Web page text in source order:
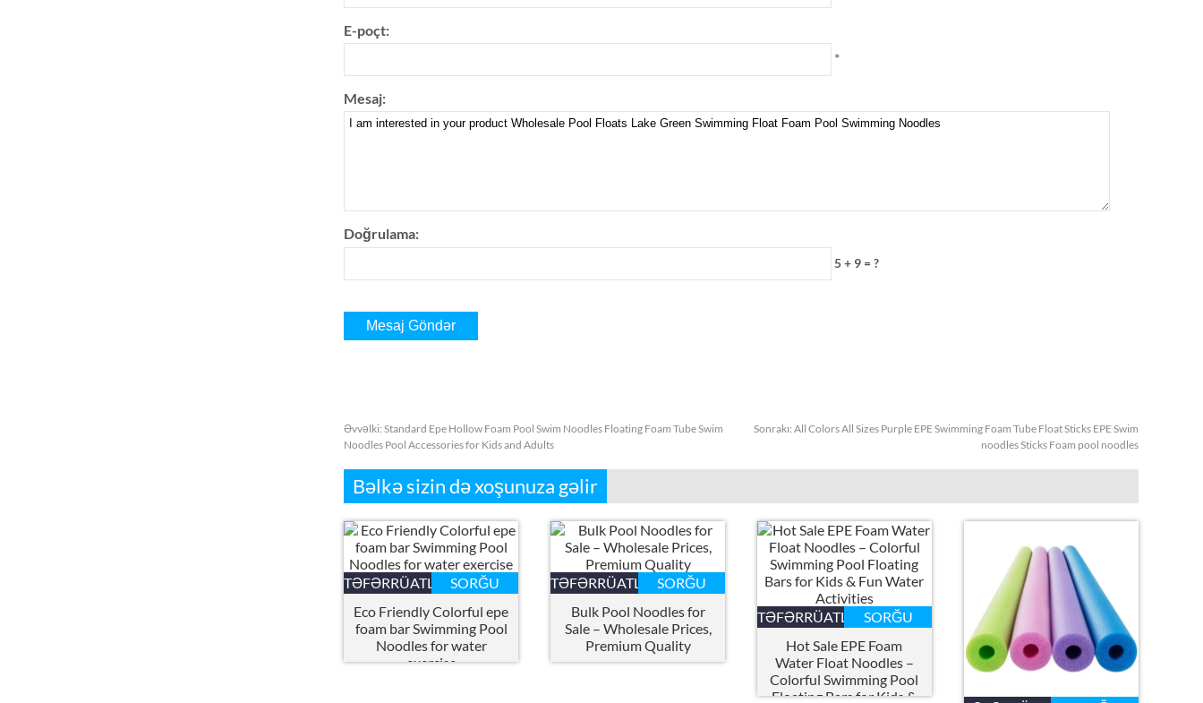
E-poçt:
*
Mesaj:
Doğrulama:
5 + 9 = ?
Əvvəlki: Standard Epe Hollow Foam Pool Swim Noodles Floating Foam Tube Swim
Noodles Pool Accessories for Kids and Adults
Sonrakı: All Colors All Sizes Purple EPE Swimming Foam Tube Float Sticks EPE Swim
noodles Sticks Foam pool noodles
Bəlkə sizin də xoşunuza gəlir
TƏFƏRRÜATLARSORĞU
Eco Friendly Colorful epe
foam bar Swimming Pool
Noodles for water
exercise
TƏFƏRRÜATLARSORĞU
Bulk Pool Noodles for
Sale – Wholesale Prices,
Premium Quality
TƏFƏRRÜATLARSORĞU
Hot Sale EPE Foam
Water Float Noodles –
Colorful Swimming Pool
Floating Bars for Kids&